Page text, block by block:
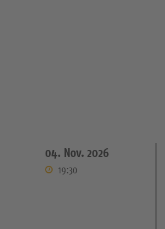
04. Nov. 2026
19:30